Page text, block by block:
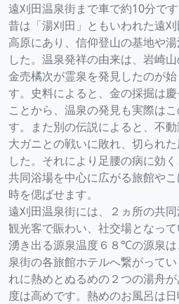
遠刈田温泉街まで車で約10分です
昔は「湯刈田」ともいわれた遠
高原にあり、信仰登山の基地や
した。温泉発祥の由来は、岩崎
金売橘次が霊泉を発見したのが
す。史料によると、金の採掘は
ことから、温泉の発見も実際は
す。また別の伝説によると、不
大ガニとの戦いに敗れ、切られ
した。それにより足腰の病に効
共同浴場を中心に広がる旅館や
時を偲ばせます。
遠刈田温泉街には、２ヵ所の共
観光客で賑わい、社交場となっ
湧き出る源泉温度６８℃の源泉
泉街の各旅館ホテルへ繋がって
れに熱めとぬるめの２つの湯舟
度は高めです。熱めのお風呂は